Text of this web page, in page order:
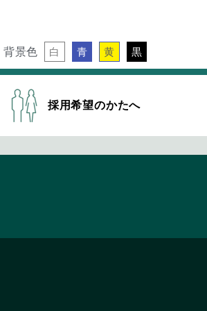
背景色 白 青 黄 黒
採用希望のかたへ